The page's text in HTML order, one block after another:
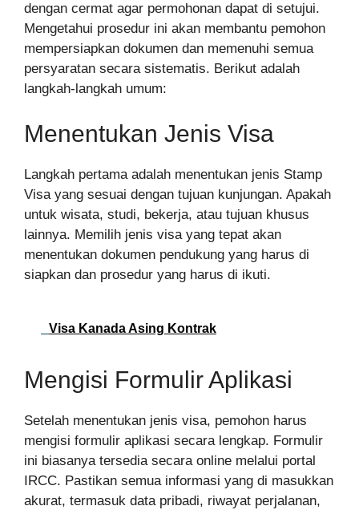
dengan cermat agar permohonan dapat di setujui.
Mengetahui prosedur ini akan membantu pemohon
mempersiapkan dokumen dan memenuhi semua
persyaratan secara sistematis. Berikut adalah
langkah-langkah umum:
Menentukan Jenis Visa
Langkah pertama adalah menentukan jenis Stamp
Visa yang sesuai dengan tujuan kunjungan. Apakah
untuk wisata, studi, bekerja, atau tujuan khusus
lainnya. Memilih jenis visa yang tepat akan
menentukan dokumen pendukung yang harus di
siapkan dan prosedur yang harus di ikuti.
Visa Kanada Asing Kontrak
Mengisi Formulir Aplikasi
Setelah menentukan jenis visa, pemohon harus
mengisi formulir aplikasi secara lengkap. Formulir
ini biasanya tersedia secara online melalui portal
IRCC. Pastikan semua informasi yang di masukkan
akurat, termasuk data pribadi, riwayat perjalanan,